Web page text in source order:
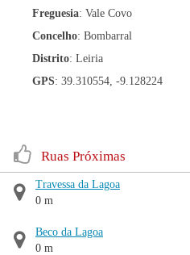
Freguesia: Vale Covo
Concelho: Bombarral
Distrito: Leiria
GPS: 39.310554, -9.128224
Ruas Próximas
Travessa da Lagoa
0 m
Beco da Lagoa
0 m